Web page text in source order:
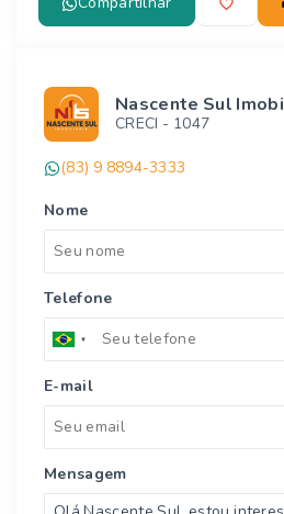
Nascente Sul
CRECI - 1047
(83) 9 8894-3333
Nome
Telefone
E-mail
Mensagem